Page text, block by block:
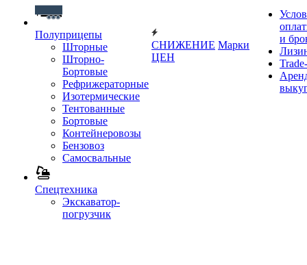
Полуприцепы
Шторные
Шторно-
Бортовые
Рефрижераторные
Изотермические
Тентованные
Бортовые
Контейнеровозы
Бензовоз
Самосвальные
Спецтехника
Экскаватор-
погрузчик
СНИЖЕНИЕ
ЦЕН
Марки
и